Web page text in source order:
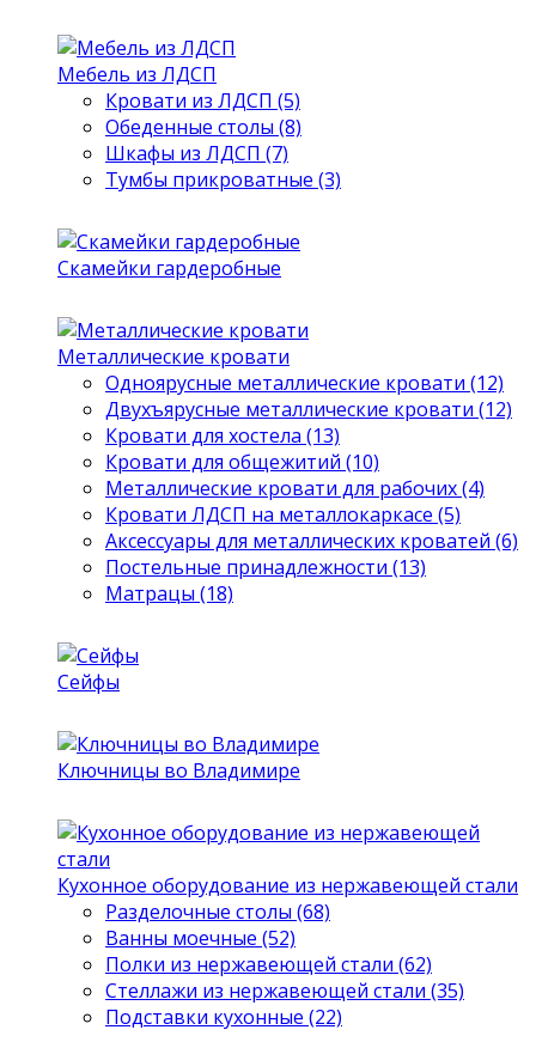
Мебель из ЛДСП
Кровати из ЛДСП (5)
Обеденные столы (8)
Шкафы из ЛДСП (7)
Тумбы прикроватные (3)
Скамейки гардеробные
Металлические кровати
Одноярусные металлические кровати (12)
Двухъярусные металлические кровати (12)
Кровати для хостела (13)
Кровати для общежитий (10)
Металлические кровати для рабочих (4)
Кровати ЛДСП на металлокаркасе (5)
Аксессуары для металлических кроватей (6)
Постельные принадлежности (13)
Матрацы (18)
Сейфы
Ключницы во Владимире
Кухонное оборудование из нержавеющей стали
Разделочные столы (68)
Ванны моечные (52)
Полки из нержавеющей стали (62)
Стеллажи из нержавеющей стали (35)
Подставки кухонные (22)